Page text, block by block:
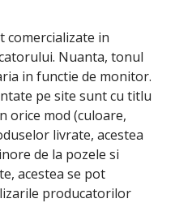
comercializate in
Nuanta, tonul
in functie de monitor.
pe site sunt cu titlu
orice mod (culoare,
livrate, acestea
de la pozele si
acestea se pot
producatorilor